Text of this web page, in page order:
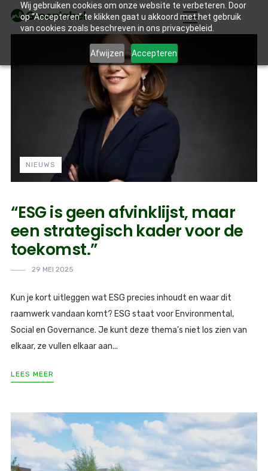
Wij gebruiken cookies om onze website te verbeteren. Door
op “Accepteren” te klikken gaat u akkoord met het gebruik
van cookies zoals beschreven in ons privacybeleid.
Afwijzen Accepteren
NIEUWS
“ESG is geen afvinklijst, maar
een strategisch kader voor de
toekomst.”
29 MEI 2025
Kun je kort uitleggen wat ESG precies inhoudt en waar dit
raamwerk vandaan komt? ESG staat voor Environmental,
Social en Governance. Je kunt deze thema’s niet los zien van
elkaar, ze vullen elkaar aan...
LEES MEER